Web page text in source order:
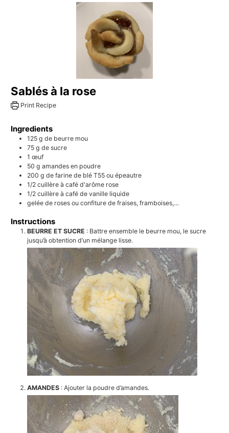
Sablés à la rose
Print Recipe
Ingredients
125 g de beurre mou
75 g de sucre
1œuf
50 g amandes en poudre
200 g de farine de blé T55 ou épeautre
1/2cuillère à café d'arôme rose
1/2 cuillère à caféde vanille liquide
gelée de roses ou confiture de fraises, framboises,…
Instructions
BEURRE ET SUCRE : Battre ensemble le beurre mou, le sucre
jusqu’à obtention d’un mélange lisse.
AMANDES : Ajouter la poudre d’amandes.